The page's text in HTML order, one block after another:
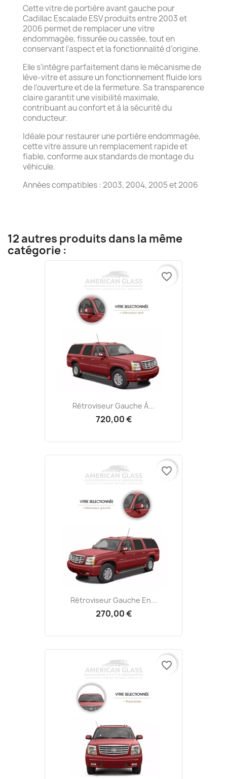
Cette vitre de portière avant gauche pour
Cadillac Escalade ESV produits entre 2003 et
2006 permet de remplacer une vitre
endommagée, fissurée ou cassée, tout en
conservant l’aspect et la fonctionnalité d’origine.
Elle s’intègre parfaitement dans le mécanisme de
lève-vitre et assure un fonctionnement fluide lors
de l’ouverture et de la fermeture. Sa transparence
claire garantit une visibilité maximale,
contribuant au confort et à la sécurité du
conducteur.
Idéale pour restaurer une portière endommagée,
cette vitre assure un remplacement rapide et
fiable, conforme aux standards de montage du
véhicule.
Années compatibles : 2003, 2004, 2005 et 2006
12 autres produits dans la même
catégorie :
Rétroviseur Gauche À...
720,00 €
favorite_border
Rétroviseur Gauche En...
270,00 €
favorite_border
favorite_border